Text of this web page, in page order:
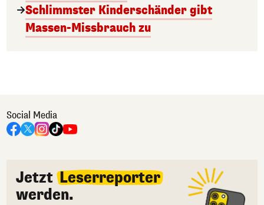
Schlimmster Kinderschänder gibt
Massen-Missbrauch zu
Social Media
Jetzt Leserreporter
werden.